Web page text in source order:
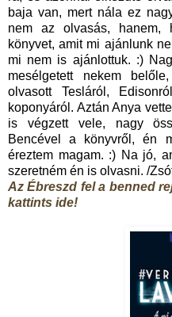
baja van, mert nála ez
nem az olvasás, hanem,
könyvet, amit mi ajánlunk
mi nem is ajánlottuk. :)
mesélgetett nekem
olvasott Tesláról,
koponyáról. Aztán Anya
is végzett vele, nagy
Bencével a könyvről, én
éreztem magam. :) Na jó,
szeretném én is olvasni. /
Az Ébreszd fel a benned
kattints ide!